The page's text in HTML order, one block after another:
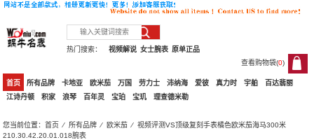
热门搜索： 原单正品
女士腕表
视频解说
查看购物袋(0)
0
首页 所有品牌 卡地亚 欧米茄 万国 劳力士 沛纳海 爱彼 真力时 宇舶
百达翡丽
江诗丹顿
积家 浪琴 百年灵 宝珀 宝玑 理查德米勒
您当前位置：首页 ⁄所有品牌 ⁄ 欧米茄 ⁄ 视频评测VS顶级复刻手表橘色欧米茄海马300米
210.30.42.20.01.018腕表